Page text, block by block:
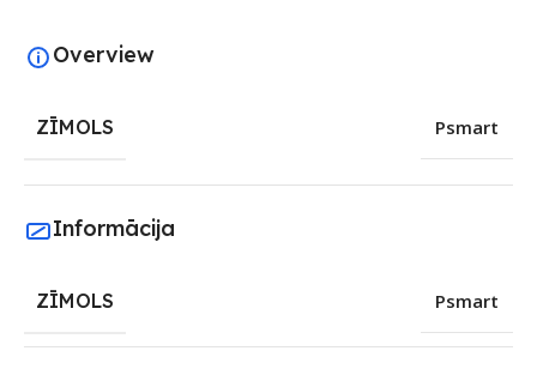
Overview
ZĪMOLS Psmart
Informācija
ZĪMOLS Psmart